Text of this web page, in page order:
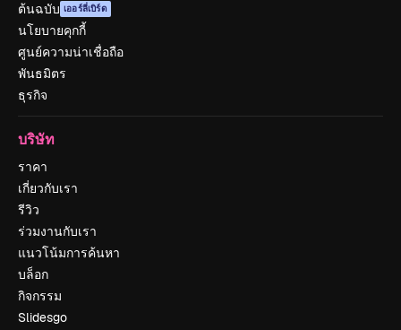
ต้นฉบับ เออร์ลี่เบิร์ด
นโยบายคุกกี้
ศูนย์ความน่าเชื่อถือ
พันธมิตร
ธุรกิจ
บริษัท
ราคา
เกี่ยวกับเรา
รีวิว
ร่วมงานกับเรา
แนวโน้มการค้นหา
บล็อก
กิจกรรม
Slidesgo